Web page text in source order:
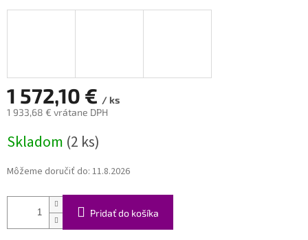
1 572,10 € / ks
1 933,68 € vrátane DPH
cena:
Skladom (2 ks)
Môžeme doručiť do: 11.8.2026
Pridať do košíka